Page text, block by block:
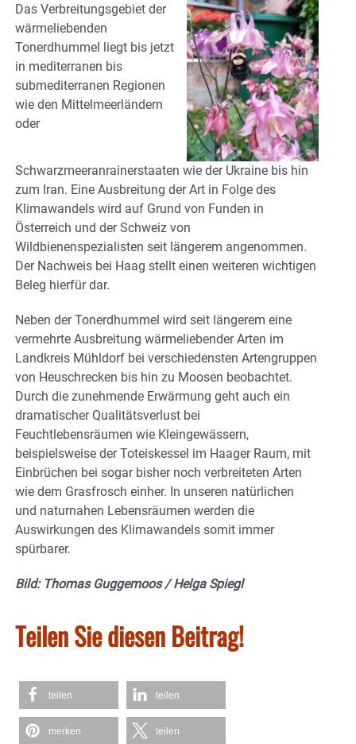
Das Verbreitungsgebiet der
wärmeliebenden
Tonerdhummel liegt bis jetzt
in mediterranen bis
submediterranen Regionen
wie den Mittelmeerländern
oder
Schwarzmeeranrainerstaaten wie der Ukraine bis hin
zum Iran. Eine Ausbreitung der Art in Folge des
Klimawandels wird auf Grund von Funden in
Österreich und der Schweiz von
Wildbienenspezialisten seit längerem angenommen.
Der Nachweis bei Haag stellt einen weiteren wichtigen
Beleg hierfür dar.
Neben der Tonerdhummel wird seit längerem eine
vermehrte Ausbreitung wärmeliebender Arten im
Landkreis Mühldorf bei verschiedensten Artengruppen
von Heuschrecken bis hin zu Moosen beobachtet.
Durch die zunehmende Erwärmung geht auch ein
dramatischer Qualitätsverlust bei
Feuchtlebensräumen wie Kleingewässern,
beispielsweise der Toteiskessel im Haager Raum, mit
Einbrüchen bei sogar bisher noch verbreiteten Arten
wie dem Grasfrosch einher. In unseren natürlichen
und naturnahen Lebensräumen werden die
Auswirkungen des Klimawandels somit immer
spürbarer.
Bild: Thomas Guggemoos / Helga Spiegl
Teilen Sie diesen Beitrag!
teilen teilen
merken teilen